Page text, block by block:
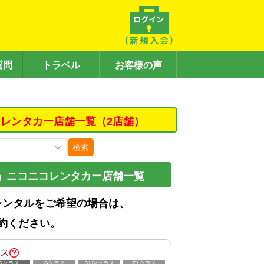
問 トラベル お客様の声
ンタカー店舗一覧（2店舗）
検索
ニコニコレンタカー店舗一覧
タルをご希望の場合は、
ください。